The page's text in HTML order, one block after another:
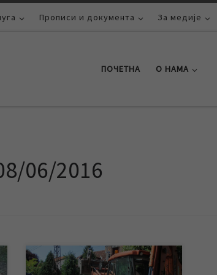
Прописи и документа За медије
ПОЧЕТНА О НАМА
06/2016
Услед пуцања цеви на уличној